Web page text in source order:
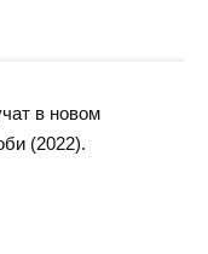
в новом
(2022).